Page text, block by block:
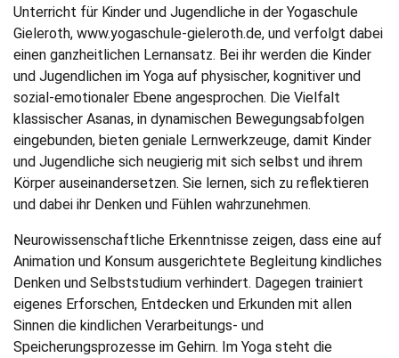
Unterricht für Kinder und Jugendliche in der Yogaschule
Gieleroth, www.yogaschule-gieleroth.de, und verfolgt dabei
einen ganzheitlichen Lernansatz. Bei ihr werden die Kinder
und Jugendlichen im Yoga auf physischer, kognitiver und
sozial-emotionaler Ebene angesprochen. Die Vielfalt
klassischer Asanas, in dynamischen Bewegungsabfolgen
eingebunden, bieten geniale Lernwerkzeuge, damit Kinder
und Jugendliche sich neugierig mit sich selbst und ihrem
Körper auseinandersetzen. Sie lernen, sich zu reflektieren
und dabei ihr Denken und Fühlen wahrzunehmen.
Neurowissenschaftliche Erkenntnisse zeigen, dass eine auf
Animation und Konsum ausgerichtete Begleitung kindliches
Denken und Selbststudium verhindert. Dagegen trainiert
eigenes Erforschen, Entdecken und Erkunden mit allen
Sinnen die kindlichen Verarbeitungs- und
Speicherungsprozesse im Gehirn. Im Yoga steht die